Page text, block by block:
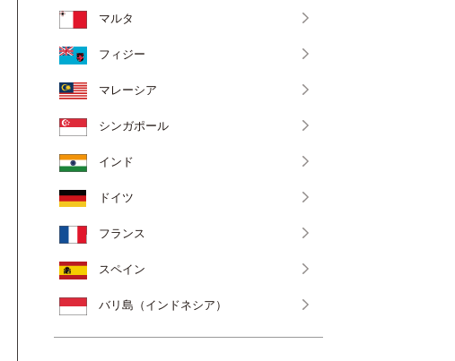
マルタ
フィジー
マレーシア
シンガポール
インド
ドイツ
フランス
スペイン
バリ島（インドネシア）